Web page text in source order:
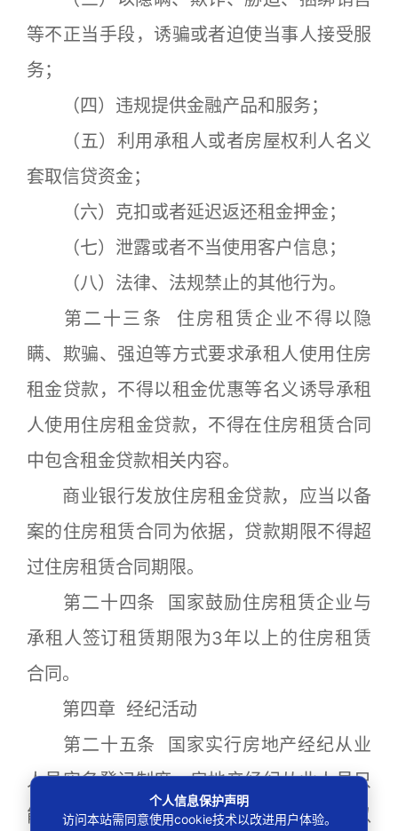
等不正当手段，诱骗或者迫使当事人接受服
务；
（四）违规提供金融产品和服务；
（五）利用承租人或者房屋权利人名义
套取信贷资金；
（六）克扣或者延迟返还租金押金；
（七）泄露或者不当使用客户信息；
（八）法律、法规禁止的其他行为。
第二十三条 住房租赁企业不得以隐
瞒、欺骗、强迫等方式要求承租人使用住房
租金贷款，不得以租金优惠等名义诱导承租
人使用住房租金贷款，不得在住房租赁合同
中包含租金贷款相关内容。
商业银行发放住房租金贷款，应当以备
案的住房租赁合同为依据，贷款期限不得超
过住房租赁合同期限。
第二十四条 国家鼓励住房租赁企业与
承租人签订租赁期限为3年以上的住房租赁
合同。
第四章 经纪活动
第二十五条 国家实行房地产经纪从业
人员实名登记制度。房地产经纪从业人员只
能在一个房地产经纪机构从事业务，不得以
个人信息保护声明
访问本站需同意使用cookie技术以改进用户体验。